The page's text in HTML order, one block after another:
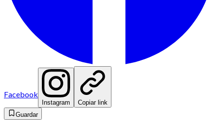
Facebook
Instagram
Copiar link
Guardar